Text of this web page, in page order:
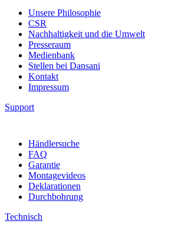
Unsere Philosophie
CSR
Nachhaltigkeit und die Umwelt
Presseraum
Medienbank
Stellen bei Dansani
Kontakt
Impressum
Support
Händlersuche
FAQ
Garantie
Montagevideos
Deklarationen
Durchbohrung
Technisch